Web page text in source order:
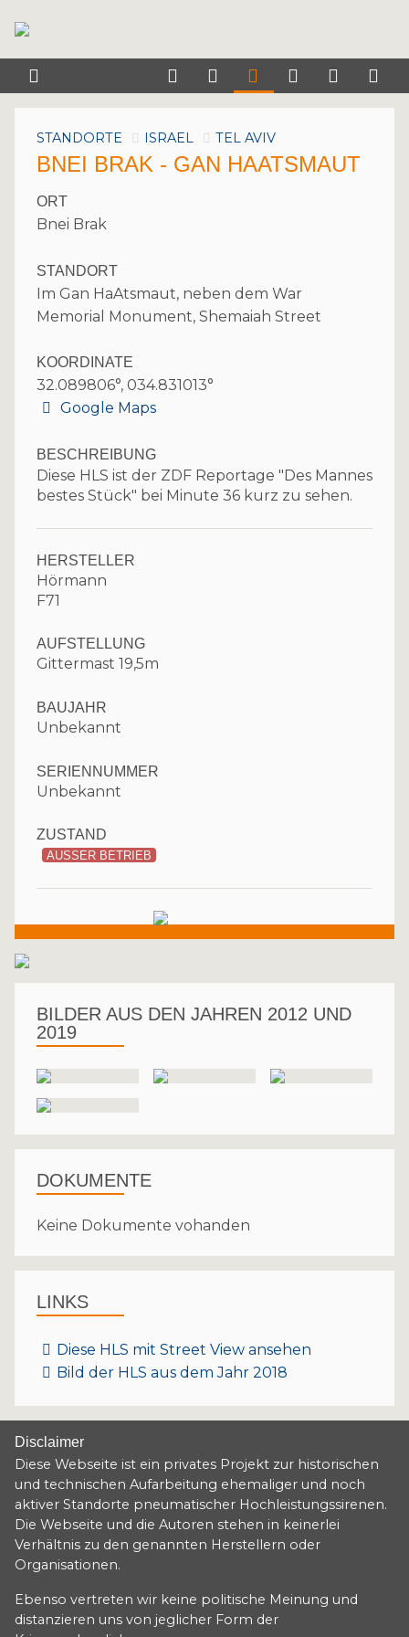
STANDORTE ISRAEL TEL AVIV
BNEI BRAK - GAN HAATSMAUT
ORT
Bnei Brak
STANDORT
Im Gan HaAtsmaut, neben dem War
Memorial Monument, Shemaiah Street
KOORDINATE
32.089806°, 034.831013°
Google Maps
BESCHREIBUNG
Diese HLS ist der ZDF Reportage "Des Mannes
bestes Stück" bei Minute 36 kurz zu sehen.
HERSTELLER
Hörmann
F71
AUFSTELLUNG
Gittermast 19,5m
BAUJAHR
Unbekannt
SERIENNUMMER
Unbekannt
ZUSTAND
AUSSER BETRIEB
BILDER AUS DEN JAHREN 2012 UND
2019
DOKUMENTE
Keine Dokumente vohanden
LINKS
Diese HLS mit Street View ansehen
Bild der HLS aus dem Jahr 2018
Disclaimer
Diese Webseite ist ein privates Projekt zur historischen
und technischen Aufarbeitung ehemaliger und noch
aktiver Standorte pneumatischer Hochleistungssirenen.
Die Webseite und die Autoren stehen in keinerlei
Verhältnis zu den genannten Herstellern oder
Organisationen.
Ebenso vertreten wir keine politische Meinung und
distanzieren uns von jeglicher Form der